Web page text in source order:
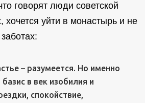
говорят люди советской
хочется уйти в монастырь и не
– разумеется. Но именно
в век изобилия и
спокойствие,